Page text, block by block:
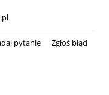
pytanie Zgłoś błąd